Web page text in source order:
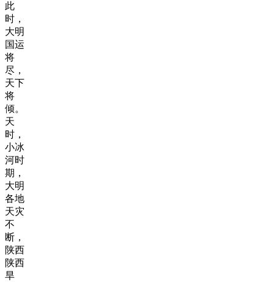
此
时，
大明
国运
将
尽，
天下
将
倾。
天
时，
小冰
河时
期，
大明
各地
天灾
不
断，
陕西
陕西
旱